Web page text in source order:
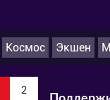
Космос Экшен
2